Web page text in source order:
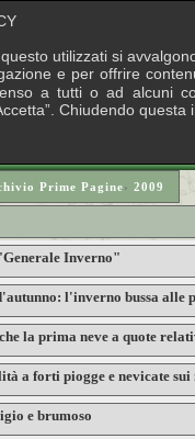
Prime Pagine› 2009
Inverno"
l'inverno bussa alle
la prima neve a quote
a forti piogge e nevicate sui
e brumoso
utilizzati si
e per offrire
a tutti o ad alcuni
Chiudendo